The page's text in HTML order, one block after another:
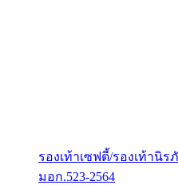
รองเท้าเซฟตี้/รองเท้านิ
มอก.523-2564